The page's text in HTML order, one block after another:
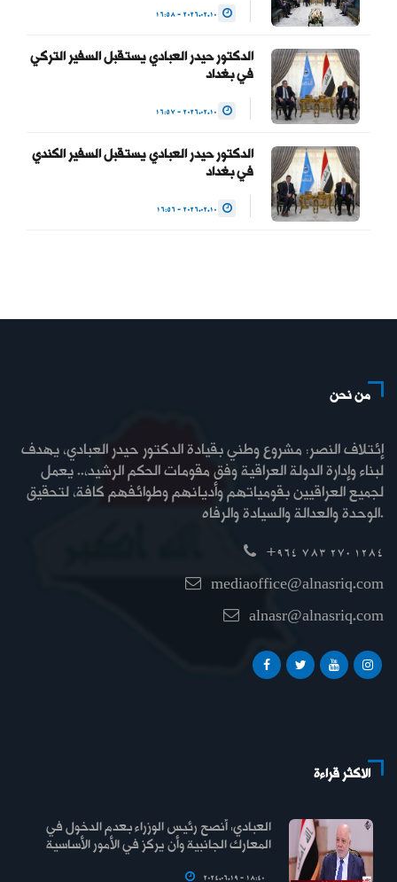
الدكتور حيدر العبادي يستقبل السفير التركي
في بغداد
الدكتور حيدر العبادي يستقبل السفير الكندي
في بغداد
من نحن
إئتلاف النصر: مشروع وطني بقيادة الدكتور حيدر العبادي، يهدف
لبناء وإدارة الدولة العراقية وفق مقومات الحكم الرشيد،.. يعمل
لجميع العراقيين بقومياتهم وأديانهم وطوائفهم كافة، لتحقيق
الوحدة والعدالة والسيادة والرفاه.
+964 783 270 1284
mediaoffice@alnasriq.com
alnasr@alnasriq.com
الاكثر قراءة
العبادي: أنصح رئيس الوزراء بعدم الدخول في
المعارك الجانبية وأن يركز في الأمور الأساسية
2024.06.19 - 18:40